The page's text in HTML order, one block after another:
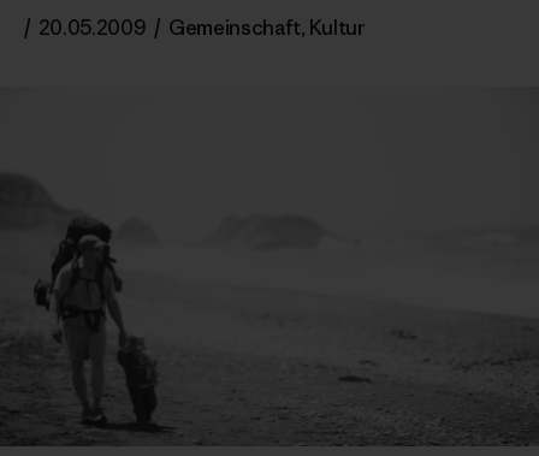
/ 20.05.2009 / Gemeinschaft, Kultur